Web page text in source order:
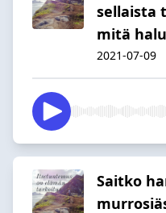
sellaista
mitä
2021-07-09
Saitko